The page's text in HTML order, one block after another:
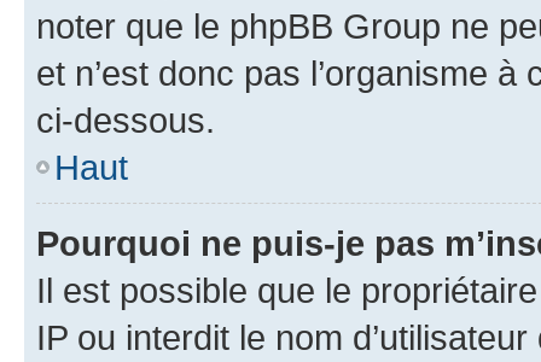
noter que le phpBB Group ne
et n’est donc pas l’organisme
ci-dessous.
Haut
Pourquoi ne puis-je pas
Il est possible que le
IP ou interdit le nom